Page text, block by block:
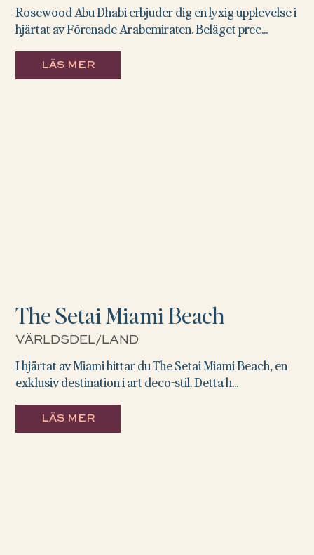
Rosewood Abu Dhabi erbjuder dig en lyxig upplevelse i
hjärtat av Förenade Arabemiraten. Beläget prec...
LÄS MER
The Setai Miami Beach
VÄRLDSDEL/LAND
I hjärtat av Miami hittar du The Setai Miami Beach, en
exklusiv destination i art deco-stil. Detta h...
LÄS MER